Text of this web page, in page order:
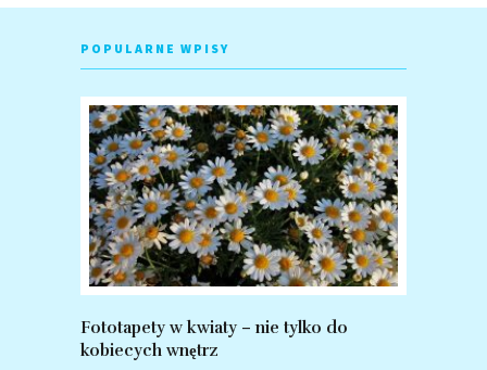
POPULARNE WPISY
Fototapety w kwiaty – nie tylko do
kobiecych wnętrz